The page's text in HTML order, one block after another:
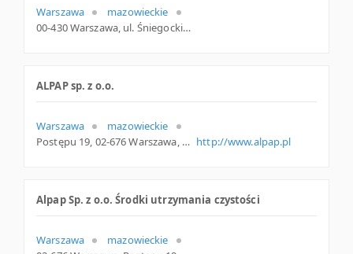
Warszawa
mazowieckie
00-430 Warszawa, ul. Śniegockiej 3/6, mazowieckie
ALPAP sp. z o.o.
Warszawa
mazowieckie
Postępu 19, 02-676 Warszawa, mazowieckie http://www.alpap.pl
Alpap Sp. z o.o. Środki utrzymania czystości
Warszawa
mazowieckie